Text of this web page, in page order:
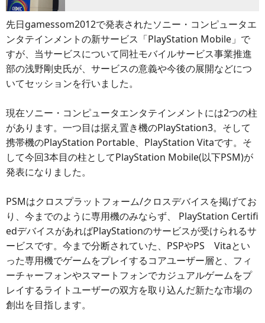
先日gamessom2012で発表されたソニー・コンピュータエ
ンタテインメントの新サービス「PlayStation Mobile」で
すが、当サービスについて同社モバイルサービス事業推進
部の浅野剛史氏が、サービスの意義や今後の展開などにつ
いてセッションを行いました。
現在ソニー・コンピュータエンタテインメントには2つの柱
があります。一つ目は据え置き機のPlayStation3。そして
携帯機のPlayStation Portable、PlayStation Vitaです。そ
して今回3本目の柱としてPlayStation Mobile(以下PSM)が
発表になりました。
PSMはクロスプラットフォーム/クロスデバイスを掲げてお
り、今までのように専用機のみならず、 PlayStation Certifi
edデバイスがあればPlayStationのサービスが受けられるサ
ービスです。今まで分断されていた、PSPやPS Vitaとい
った専用機でゲームをプレイするコアユーザー層と、フィ
ーチャーフォンやスマートフォンでカジュアルゲームをプ
レイするライトユーザーの双方を取り込んだ新たな市場の
創出を目指します。